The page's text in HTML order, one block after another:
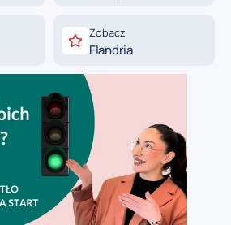
Zobacz
Flandria